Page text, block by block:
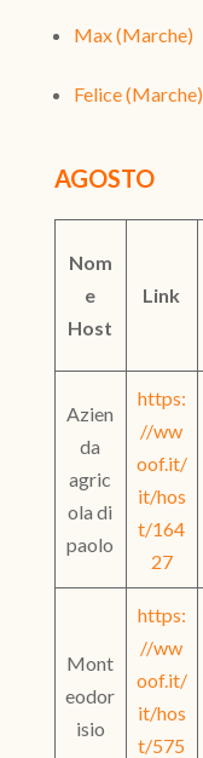
Max (Marche)
Felice (Marche)
AGOSTO
Nom
e
Host
Link
Azien
da
agric
ola di
paolo
https:
//ww
oof.it/
it/hos
t/164
27
Mont
eodor
isio
https:
//ww
oof.it/
it/hos
t/575